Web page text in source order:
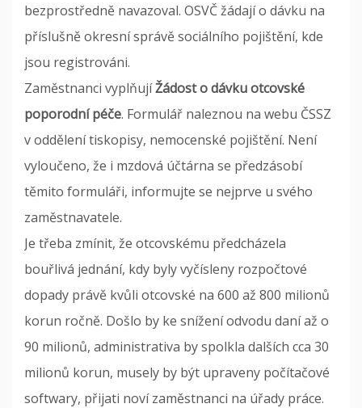
bezprostředně navazoval. OSVČ žádají o dávku na
příslušně okresní správě sociálního pojištění, kde
jsou registrováni.
Zaměstnanci vyplňujíŽádost o dávku otcovské
poporodní péče. Formulář naleznou na webu ČSSZ
v oddělení tiskopisy, nemocenské pojištění. Není
vyloučeno, že i mzdová účtárna se předzásobí
těmito formuláři, informujte se nejprve u svého
zaměstnavatele.
Je třeba zmínit, že otcovskému předcházela
bouřlivá jednání, kdy byly vyčísleny rozpočtové
dopady právě kvůli otcovské na 600 až 800 milionů
korun ročně. Došlo by ke snížení odvodu daní až o
90 milionů, administrativa by spolkla dalších cca 30
milionů korun, musely by být upraveny počítačové
softwary, přijati noví zaměstnanci na úřady práce.